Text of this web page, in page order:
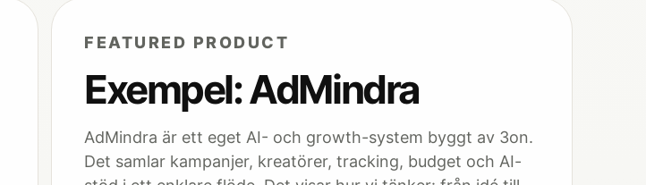
FEATURED PRODUCT
Exempel: AdMindra
AdMindra är ett eget AI- och growth-system byggt av 3on.
Det samlar kampanjer, kreatörer, tracking, budget och AI-